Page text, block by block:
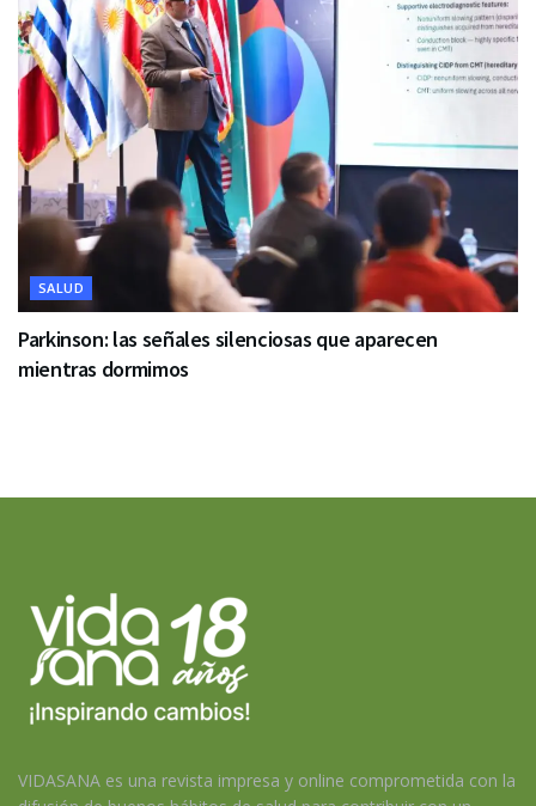
SALUD
Parkinson: las señales silenciosas que aparecen
mientras dormimos
VIDASANA es una revista impresa y online comprometida con la